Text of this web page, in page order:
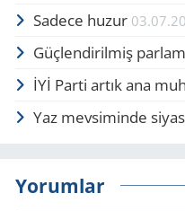
Sadece huzur
Güçlendirilmiş
İYİ Parti artık ana
Yaz mevsiminde
Yorumlar